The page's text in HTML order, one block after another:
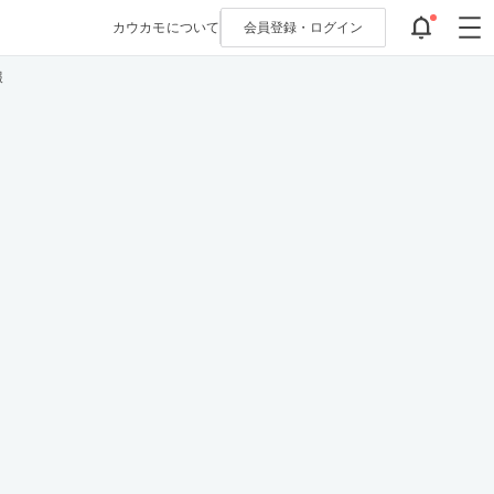
カウカモについて 会員登録・ ログイン